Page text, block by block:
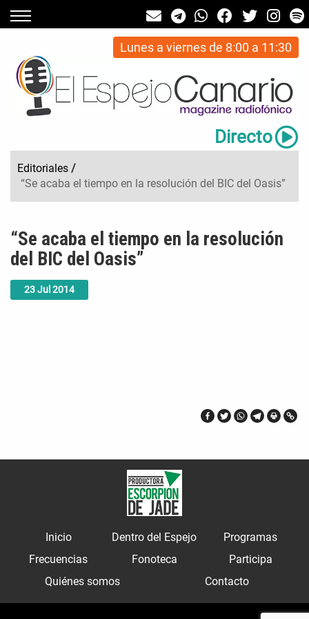
Lunes a viernes de 8:00 a 11:30
Directo
Editoriales /
“Se acaba el tiempo en la resolución del BIC del Oasis”
23Jul 2014
“Se acaba el tiempo en la resolución
del BIC del Oasis”
Inicio Dentro del Espejo
Programas
Frecuencias
Fonoteca
Participa
Quiénes somos
Contacto